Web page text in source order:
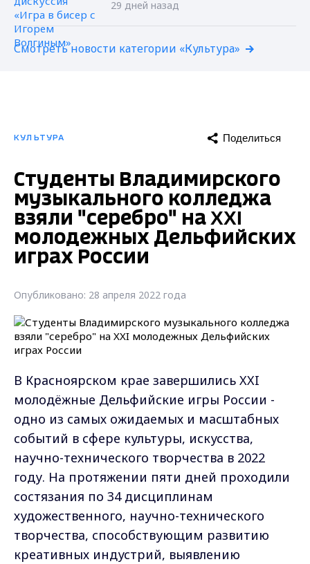
29 дней назад
Смотреть новости категории «Культура»
КУЛЬТУРА Поделиться
Студенты Владимирского
музыкального колледжа
взяли "серебро" на XXI
молодежных Дельфийских
играх России
Опубликовано: 28 апреля 2022 года
В Красноярском крае завершились XXI
молодёжные Дельфийские игры России -
одно из самых ожидаемых и масштабных
событий в сфере культуры, искусства,
научно-технического творчества в 2022
году. На протяжении пяти дней проходили
состязания по 34 дисциплинам
художественного, научно-технического
творчества, способствующим развитию
креативных индустрий, выявлению